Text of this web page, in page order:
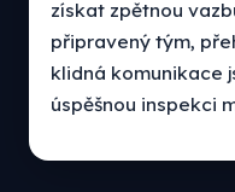
získat zpětnou
připravený tým,
klidná komunikace
úspěšnou inspekci